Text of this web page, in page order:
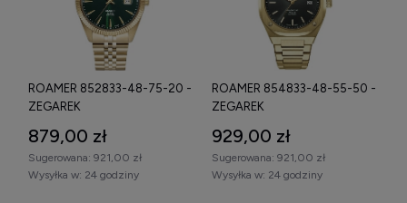
ROAMER 852833-48-75-20 -
ZEGAREK
879,00 zł
Wysyłka w: 24 godziny
Sugerowana: 921,00 zł
ROAMER 854833-48-55-50 -
ZEGAREK
929,00 zł
Wysyłka w: 24 godziny
Sugerowana: 921,00 zł